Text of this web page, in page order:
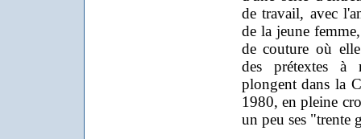
de travail, avec
de la jeune
de couture où
des prétextes à
plongent dans la
1980, en pleine
un peu ses "trente